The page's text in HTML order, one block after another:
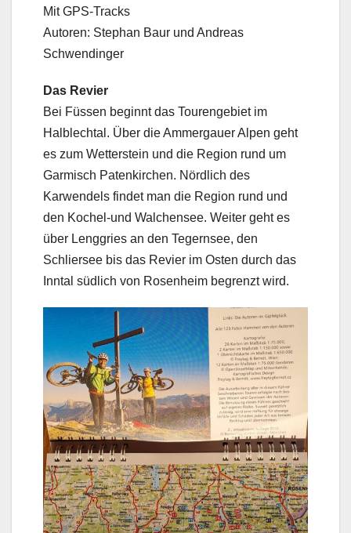
Mit GPS-Tracks
Autoren: Stephan Baur und Andreas
Schwendinger
Das Revier
Bei Füssen beginnt das Tourengebiet im
Halblechtal. Über die Ammergauer Alpen geht
es zum Wetterstein und die Region rund um
Garmisch Patenkirchen. Nördlich des
Karwendels findet man die Region rund und
den Kochel-und Walchensee. Weiter geht es
über Lenggries an den Tegernsee, den
Schliersee bis das Revier im Osten durch das
Inntal südlich von Rosenheim begrenzt wird.